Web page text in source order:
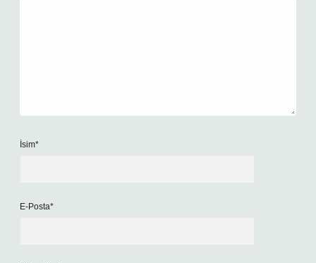
İsim*
E-Posta*